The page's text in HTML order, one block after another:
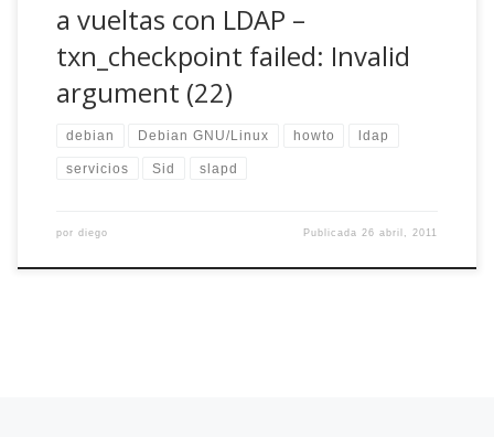
a vueltas con LDAP –
txn_checkpoint failed: Invalid
argument (22)
debian Debian GNU/Linux howto ldap
servicios Sid slapd
por diego Publicada26 abril, 2011